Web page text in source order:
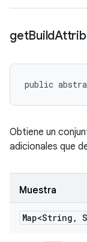
getBuild
public
Obtiene un
adicionales que
Muestra
Map<String ,